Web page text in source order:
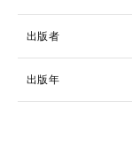
出版者
出版年